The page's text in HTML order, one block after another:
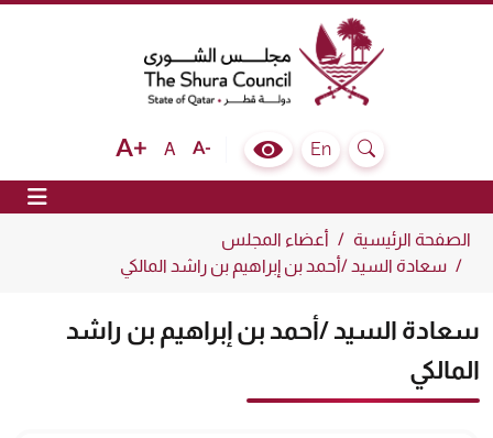
The Shura Council State of Qatar
Search
En
Colour Contrast Selector
Text size bigger
AText size normal
Text size smaller
الصفحة الرئيسية
أعضاء المجلس
سعادة السيد /أحمد بن إبراهيم بن راشد المالكي
سعادة السيد /أحمد بن إبراهيم بن راشد
المالكي